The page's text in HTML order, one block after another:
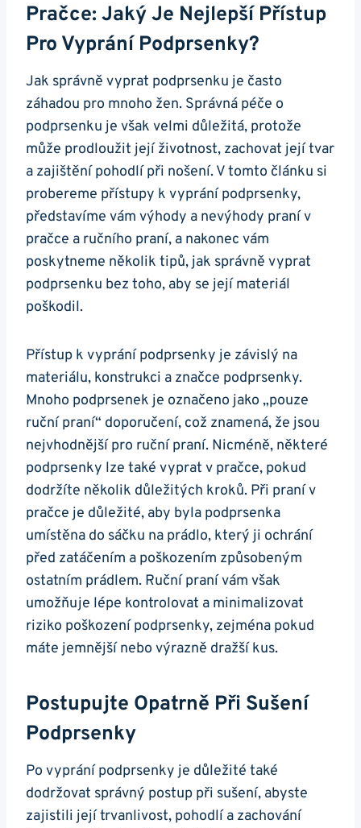
Pračce: Jaký Je Nejlepší Přístup
Pro Vyprání Podprsenky?
Jak správně vyprat podprsenku je často
záhadou pro mnoho žen. Správná péče o
podprsenku je však velmi důležitá, protože
může prodloužit její životnost, zachovat její tvar
a zajištění pohodlí při nošení. V tomto článku si
probereme přístupy k vyprání podprsenky,
představíme vám výhody a nevýhody praní v
pračce a ručního praní, a nakonec vám
poskytneme několik tipů, jak správně vyprat
podprsenku bez toho, aby se její materiál
poškodil.
Přístup k vyprání podprsenky je závislý na
materiálu, konstrukci a značce podprsenky.
Mnoho podprsenek je označeno jako „pouze
ruční praní“ doporučení, což znamená, že jsou
nejvhodnější pro ruční praní. Nicméně, některé
podprsenky lze také vyprat v pračce, pokud
dodržíte několik důležitých kroků. Při praní v
pračce je důležité, aby byla podprsenka
umístěna do sáčku na prádlo, který ji ochrání
před zatáčením a poškozením způsobeným
ostatním prádlem. Ruční praní vám však
umožňuje lépe kontrolovat a minimalizovat
riziko poškození podprsenky, zejména pokud
máte jemnější nebo výrazně dražší kus.
Postupujte Opatrně Při Sušení
Podprsenky
Po vyprání podprsenky je důležité také
dodržovat správný postup při sušení, abyste
zajistili její trvanlivost, pohodlí a zachování